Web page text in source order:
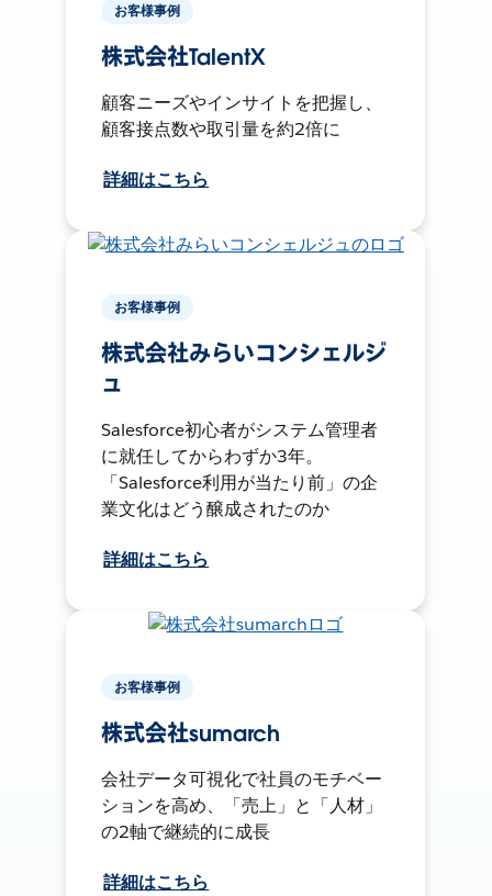
お客様事例
株式会社TalentX
顧客ニーズやインサイトを把握し、
顧客接点数や取引量を約2倍に
詳細はこちら
お客様事例
株式会社みらいコンシェルジ
ュ
Salesforce初心者がシステム管理者
に就任してからわずか3年。
「Salesforce利用が当たり前」の企
業文化はどう醸成されたのか
詳細はこちら
お客様事例
株式会社sumarch
会社データ可視化で社員のモチベー
ションを高め、「売上」と「人材」
の2軸で継続的に成長
詳細はこちら